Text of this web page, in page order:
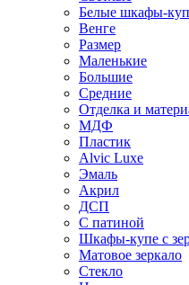
Белые шкафы-
Венге
Размер
Маленькие
Большие
Средние
Отделка и
МДФ
Пластик
Alvic Luxe
Эмаль
Акрил
ДСП
С патиной
Шкафы-купе с
Матовое зеркало
Стекло